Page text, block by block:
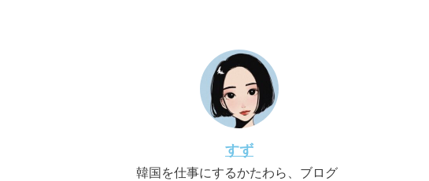
すず
韓国を仕事にするかたわら、ブログ